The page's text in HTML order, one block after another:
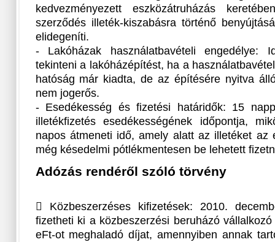
kedvezményezett eszközátruházás
szerződés illeték-kiszabásra történő
elidegeníti.
- Lakóházak használatbavételi engedélye:
tekinteni a lakóházépítést, ha a
hatóság már kiadta, de az építésére nyitva
nem jogerős.
- Esedékesség és fizetési határidők: 15
illetékfizetés esedékességének időpontja,
napos átmeneti idő, amely alatt az illetéket az
még késedelmi pótlékmentesen be lehetett
Adózás rendéről szóló törvény
 Közbeszerzéses kifizetések: 2010.
fizetheti ki a közbeszerzési beruházó
eFt-ot meghaladó díjat, amennyiben annak